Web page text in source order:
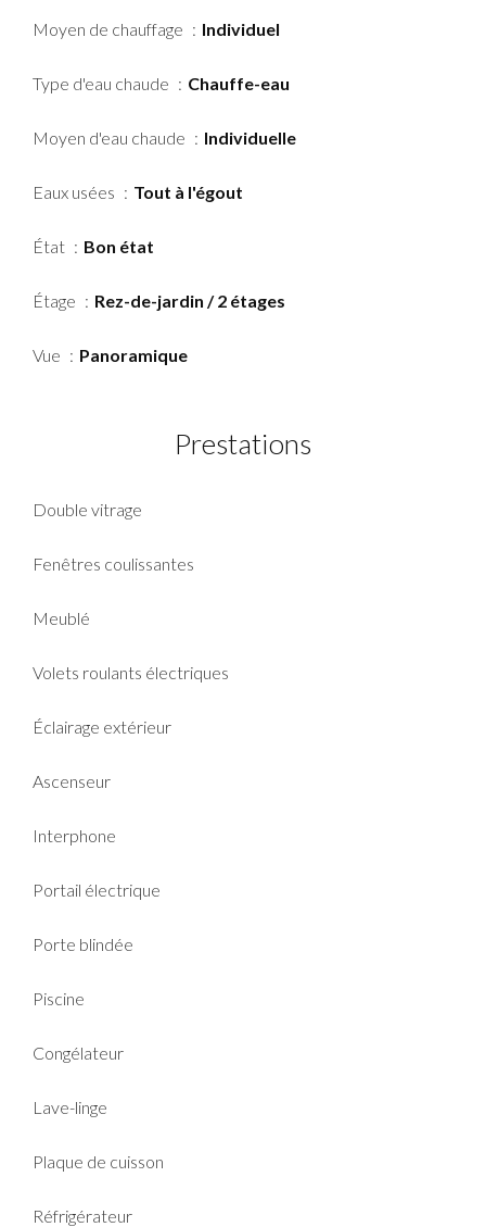
Moyen de chauffage Individuel
Type d'eau chaude Chauffe-eau
Moyen d'eau chaude Individuelle
Eaux usées Tout à l'égout
État Bon état
Étage Rez-de-jardin / 2 étages
Vue Panoramique
Prestations
Double vitrage
Fenêtres coulissantes
Meublé
Volets roulants électriques
Éclairage extérieur
Ascenseur
Interphone
Portail électrique
Porte blindée
Piscine
Congélateur
Lave-linge
Plaque de cuisson
Réfrigérateur